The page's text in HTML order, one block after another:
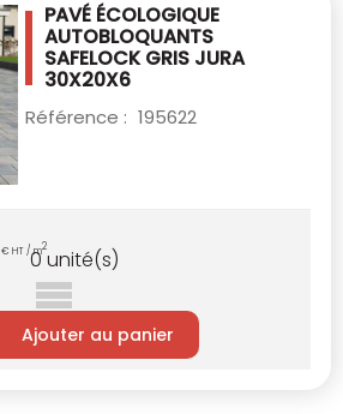
PAVÉ ÉCOLOGIQUE
AUTOBLOQUANTS
SAFELOCKGRIS JURA
30X20X6
Référence : 195622
€ HT / m2
0unité(s)
Ajouter au panier